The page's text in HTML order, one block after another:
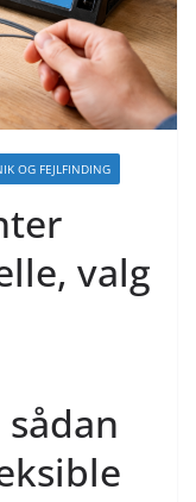
OG FEJLFINDING
valg